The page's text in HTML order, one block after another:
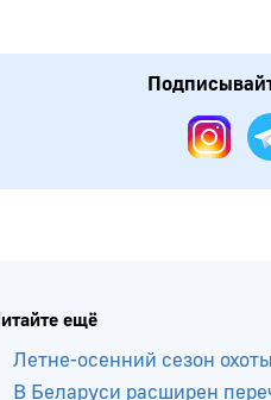
Подписывайтесь на нас в: